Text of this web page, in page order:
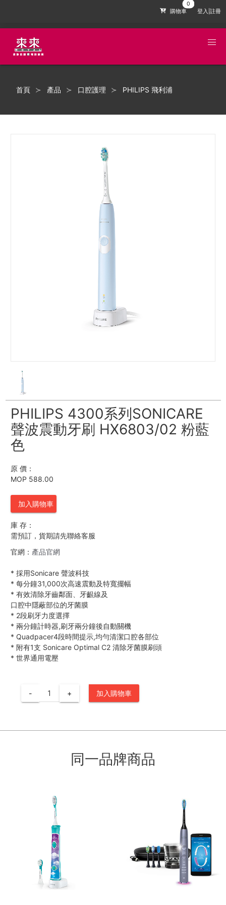
購物車 登入|註冊
首頁 產品 口腔護理 PHILIPS 飛利浦
PHILIPS 4300系列SONICARE
聲波震動牙刷 HX6803/02 粉藍
色
原 價：
MOP 588.00
加入購物車
庫 存：
需預訂，貨期請先聯絡客服
官網： 產品官網
* 採用Sonicare 聲波科技
* 每分鐘31,000次高速震動及特寬擺幅
* 有效清除牙齒鄰面、牙齦線及
口腔中隱蔽部位的牙菌膜
* 2段刷牙力度選擇
* 兩分鐘計時器,刷牙兩分鐘後自動關機
* Quadpacer4段時間提示,均勻清潔口腔各部位
* 附有1支 Sonicare Optimal C2 清除牙菌膜刷頭
* 世界通用電壓
- + 加入購物車
同一品牌商品